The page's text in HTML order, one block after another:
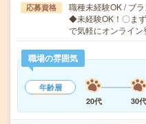
応募資格
職種未経験OK / ブ
◆未経験OK！〇ま
で気軽にオンライ
職場の雰囲気
年齢層
20代
30代